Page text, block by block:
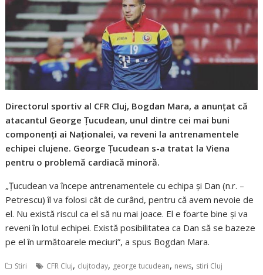
Directorul sportiv al CFR Cluj, Bogdan Mara, a anunţat că
atacantul George Ţucudean, unul dintre cei mai buni
componenţi ai Naţionalei, va reveni la antrenamentele
echipei clujene. George Ţucudean s-a tratat la Viena
pentru o problemă cardiacă minoră.
„Ţucudean va începe antrenamentele cu echipa şi Dan (n.r. –
Petrescu) îl va folosi cât de curând, pentru că avem nevoie de
el. Nu există riscul ca el să nu mai joace. El e foarte bine şi va
reveni în lotul echipei. Există posibilitatea ca Dan să se bazeze
pe el în următoarele meciuri”, a spus Bogdan Mara.
Stiri CFR Cluj, clujtoday, george tucudean, news, stiri Cluj